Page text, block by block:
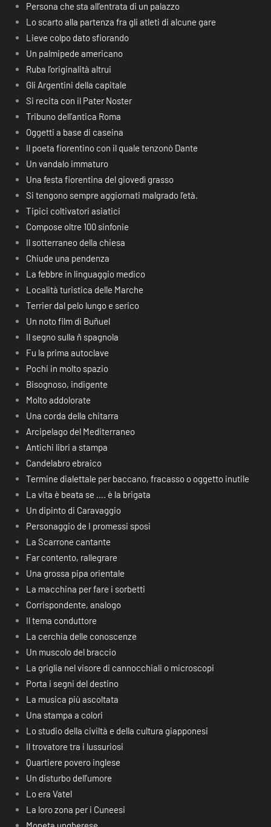
Persona che sta all’entrata di un palazzo
Lo scarto alla partenza fra gli atleti di alcune gare
Lieve colpo dato sfiorando
Un palmipede americano
Ruba l’originalità altrui
Gli Argentini della capitale
Si recita con il Pater Noster
Tribuno dell’antica Roma
Oggetti a base di caseina
Il poeta fiorentino con il quale tenzonò Dante
Un vandalo immaturo
Una festa fiorentina del giovedì grasso
Si tengono sempre aggiornati malgrado l’età.
Tipici coltivatori asiatici
Compose oltre 100 sinfonie
Il sotterraneo della chiesa
Chiude una pendenza
La febbre in linguaggio medico
Località turistica delle Marche
Terrier dal pelo lungo e serico
Un noto film di Buñuel
Il segno sulla ñ spagnola
Fu la prima autoclave
Pochi in molto spazio
Bisognoso, indigente
Molto addolorate
Una corda della chitarra
Arcipelago del Mediterraneo
Antichi libri a stampa
Candelabro ebraico
Termine dialettale per baccano, fracasso o oggetto inutile
La vita è beata se …. è la brigata
Un dipinto di Caravaggio
Personaggio de I promessi sposi
La Scarrone cantante
Far contento, rallegrare
Una grossa pipa orientale
La macchina per fare i sorbetti
Corrispondente, analogo
Il tema conduttore
La cerchia delle conoscenze
Un muscolo del braccio
La griglia nel visore di cannocchiali o microscopi
Porta i segni del destino
La musica più ascoltata
Una stampa a colori
Lo studio della civiltà e della cultura giapponesi
Il trovatore tra i lussuriosi
Quartiere povero inglese
Un disturbo dell’umore
Lo era Vatel
La loro zona per i Cuneesi